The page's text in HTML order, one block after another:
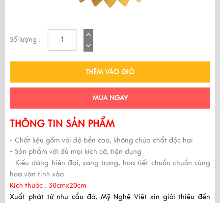
Số lượng :
THÊM VÀO GIỎ
MUA NGAY
THÔNG TIN SẢN PHẨM
- Chất liệu gốm với độ bền cao, không chứa chất độc hại
- Sản phẩm với đủ mọi kích cỡ, tiện dụng
- Kiểu dáng hiện đại, sang trọng, họa tiết chuồn chuồn cùng
hoa văn tinh xảo
Kích thước : 30cmx20cm
Xuất phát từ nhu cầu đó, Mỹ Nghệ Việt xin giới thiệu đến